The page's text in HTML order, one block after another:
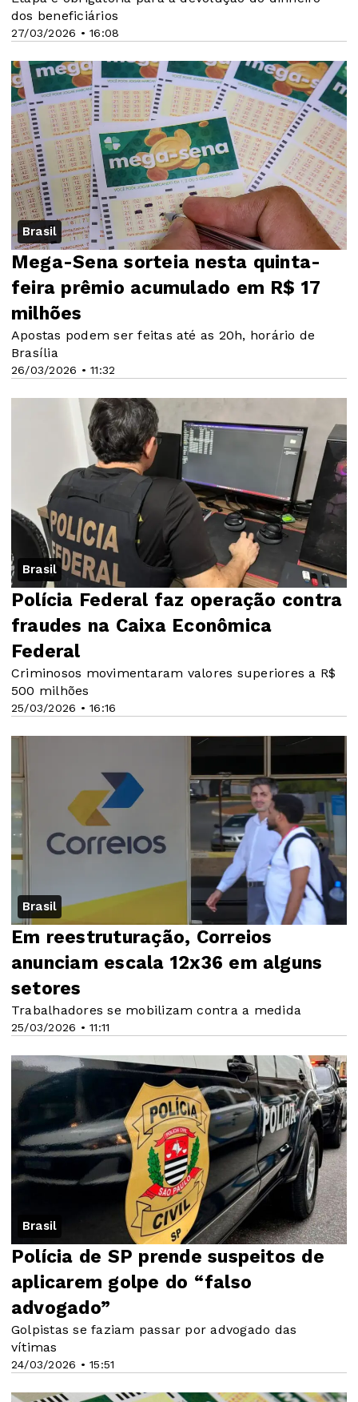
27/03/2026 • 16:08
dos beneficiários
Brasil
26/03/2026 • 11:32
Mega-Sena sorteia nesta quinta-
feira prêmio acumulado em R$ 17
milhões
Apostas podem ser feitas até as 20h, horário de
Brasília
Brasil
25/03/2026 • 16:16
Polícia Federal faz operação contra
fraudes na Caixa Econômica
Federal
Criminosos movimentaram valores superiores a R$
500 milhões
Brasil
25/03/2026 • 11:11
Em reestruturação, Correios
anunciam escala 12x36 em alguns
setores
Trabalhadores se mobilizam contra a medida
Brasil
24/03/2026 • 15:51
Polícia de SP prende suspeitos de
aplicarem golpe do “falso
advogado”
Golpistas se faziam passar por advogado das
vítimas